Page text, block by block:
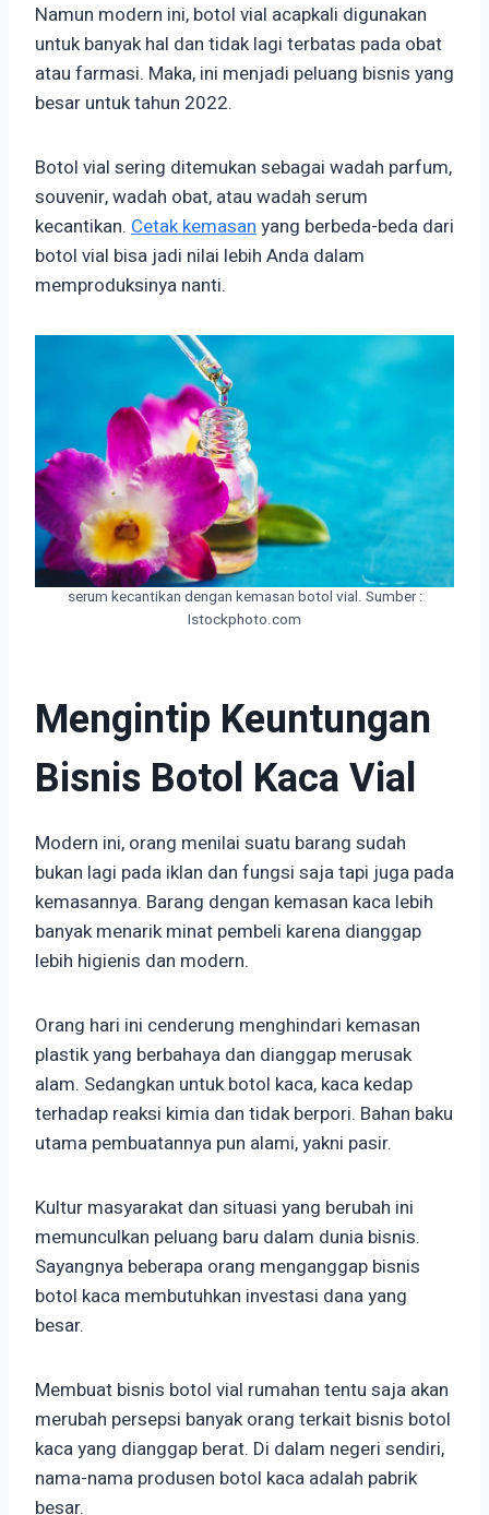
Namun modern ini, botol vial acapkali digunakan
untuk banyak hal dan tidak lagi terbatas pada obat
atau farmasi. Maka, ini menjadi peluang bisnis yang
besar untuk tahun 2022.
Botol vial sering ditemukan sebagai wadah parfum,
souvenir, wadah obat, atau wadah serum
kecantikan. Cetak kemasanyang berbeda-beda dari
botol vial bisa jadi nilai lebih Anda dalam
memproduksinya nanti.
serum kecantikan dengan kemasan botol vial. Sumber :
Istockphoto.com
Mengintip Keuntungan
Bisnis Botol Kaca Vial
Modern ini, orang menilai suatu barang sudah
bukan lagi pada iklan dan fungsi saja tapi juga pada
kemasannya. Barang dengan kemasan kaca lebih
banyak menarik minat pembeli karena dianggap
lebih higienis dan modern.
Orang hari ini cenderung menghindari kemasan
plastik yang berbahaya dan dianggap merusak
alam. Sedangkan untuk botol kaca, kaca kedap
terhadap reaksi kimia dan tidak berpori. Bahan baku
utama pembuatannya pun alami, yakni pasir.
Kultur masyarakat dan situasi yang berubah ini
memunculkan peluang baru dalam dunia bisnis.
Sayangnya beberapa orang menganggap bisnis
botol kaca membutuhkan investasi dana yang
besar.
Membuat bisnis botol vial rumahan tentu saja akan
merubah persepsi banyak orang terkait bisnis botol
kaca yang dianggap berat. Di dalam negeri sendiri,
nama-nama produsen botol kaca adalah pabrik
besar.